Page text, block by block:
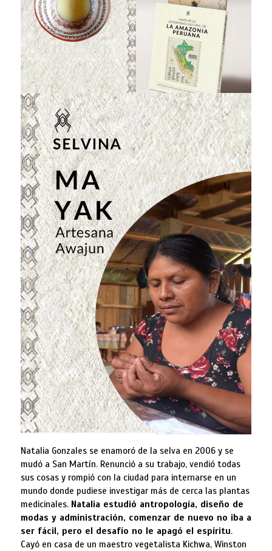
Natalia Gonzales se enamoró de la selva en 2006 y se
mudó a San Martín. Renunció a su trabajo, vendió todas
sus cosas y rompió con la ciudad para internarse en un
mundo donde pudiese investigar más de cerca las plantas
medicinales. Natalia estudió antropología, diseño de
modas y administración, comenzar de nuevo no iba a
ser fácil, pero el desafío no le apagó el espíritu.
Cayó en casa de un maestro vegetalista Kichwa, Winston